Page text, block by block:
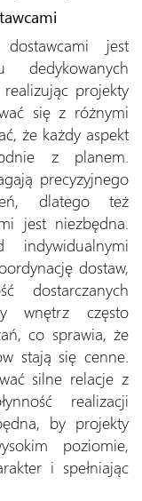
jest
dedykowanych
projekty
się z różnymi
że każdy aspekt
z planem.
precyzyjnego
dlatego też
jest niezbędna.
dostaw,
dostarczanych
wnętrz często
co sprawia, że
stają się cenne.
silne relacje z
realizacji
by projekty
poziomie,
i spełniając